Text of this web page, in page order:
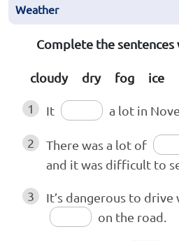
Weather
Complete the
cloudy dry fog ice
1 It a lot in
2 There was a lot of
and it was difficult to
3
It’s dangerous to drive
on the road.